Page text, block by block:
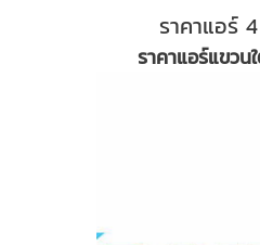
ราคาแอร์
ราคาแอร์แขว